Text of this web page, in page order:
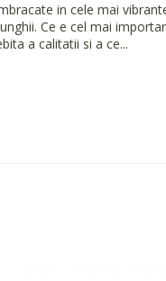
in cele mai
Ce e cel mai
a calitatii si a ce...